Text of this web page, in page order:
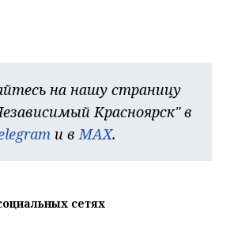
на нашу страницу
Красноярск" в
и в MAX.
сетях